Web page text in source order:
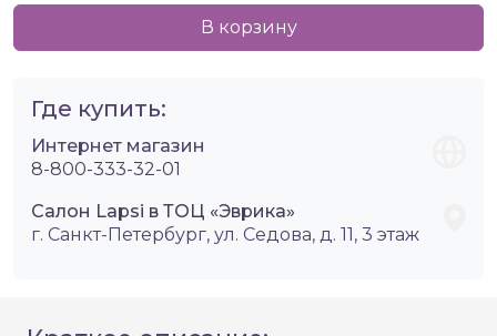
В корзину
Где купить:
Интернет магазин
8-800-333-32-01
Салон Lapsi в ТОЦ «Эврика»
г. Санкт-Петербург, ул. Седова, д. 11, 3 этаж